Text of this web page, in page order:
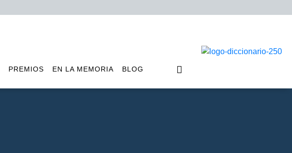
PREMIOS EN LA MEMORIA BLOG